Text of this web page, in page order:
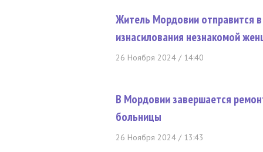
Житель Мордовии отправится
изнасилования незнакомой
26 Ноября 2024 / 14:40
В Мордовии завершается
больницы
26 Ноября 2024 / 13:43